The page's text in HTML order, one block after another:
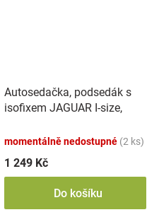
Autosedačka, podsedák s
isofixem JAGUAR I-size,
momentálně nedostupné (2 ks)
1 249 Kč
Do košíku